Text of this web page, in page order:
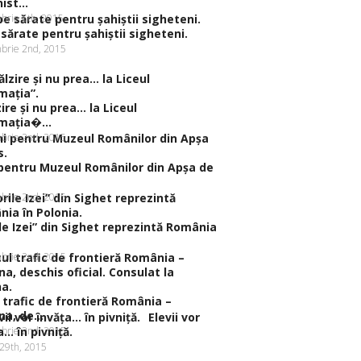
5th, 2015
sărate pentru şahiştii sigheteni.
2nd, 2015
şi nu prea… la Liceul
2nd, 2015
Muzeul Românilor din Apşa de
2nd, 2015
Izei” din Sighet reprezintă România
2nd, 2015
trafic de frontieră România –
de...
2nd, 2015
Elevii vor
în pivniţă.
2015